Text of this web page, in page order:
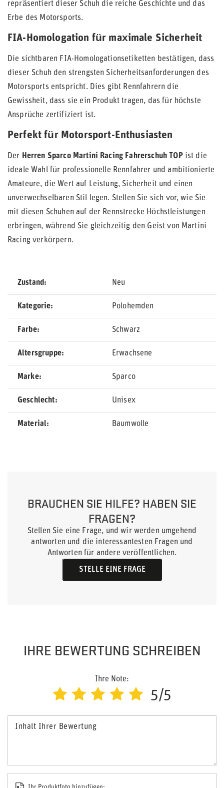
repräsentiert dieser Schuh die reiche Geschichte und das
Erbe des Motorsports.
FIA-Homologation für maximale Sicherheit
Die sichtbaren FIA-Homologationsetiketten bestätigen, dass
dieser Schuh den strengsten Sicherheitsanforderungen des
Motorsports entspricht. Dies gibt Rennfahrern die
Gewissheit, dass sie ein Produkt tragen, das für höchste
Ansprüche zertifiziert ist.
Perfekt für Motorsport-Enthusiasten
Der Herren Sparco Martini Racing Fahrerschuh TOPist die
ideale Wahl für professionelle Rennfahrer und ambitionierte
Amateure, die Wert auf Leistung, Sicherheit und einen
unverwechselbaren Stil legen. Stellen Sie sich vor, wie Sie
mit diesen Schuhen auf der Rennstrecke Höchstleistungen
erbringen, während Sie gleichzeitig den Geist von Martini
Racing verkörpern.
Zustand Neu
Kategorie Polohemden
Farbe Schwarz
Altersgruppe Erwachsene
Marke Sparco
Geschlecht Unisex
Material Baumwolle
BRAUCHEN SIE HILFE? HABEN SIE
FRAGEN?
Stellen Sie eine Frage, und wir werden umgehend
antworten und die interessantesten Fragen und
Antworten für andere veröffentlichen.
STELLE EINE FRAGE
IHRE BEWERTUNG SCHREIBEN
Ihre Note:
5/5
Inhalt Ihrer Bewertung